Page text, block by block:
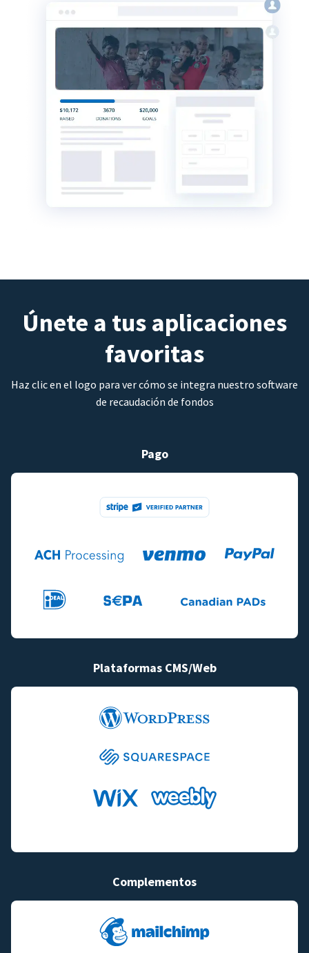
Únete a tus aplicaciones
favoritas
Haz clic en el logo para ver cómo se integra nuestro software
de recaudación de fondos
Pago
Plataformas CMS/Web
Complementos